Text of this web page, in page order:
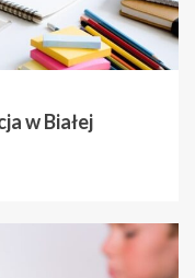
w Białej